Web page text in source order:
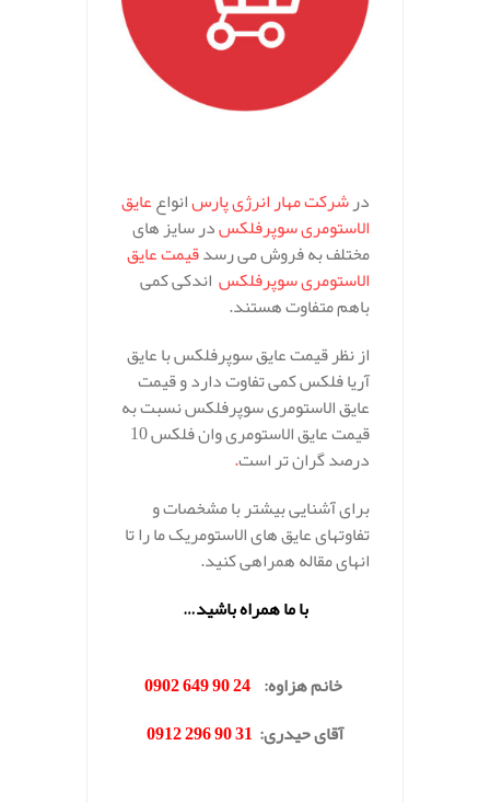
درشرکت مهار انرژی پارسانواععایق
الاستومری سوپرفلکسدر سایز های
مختلف به فروش می رسدقیمت عایق
الاستومری سوپرفلکس اندکی کمی
باهم متفاوت هستند.
از نظر قیمت عایق سوپرفلکس با عایق
آریا فلکس کمی تفاوت دارد و قیمت
عایق الاستومری سوپرفلکس نسبت به
قیمت عایق الاستومری وان فلکس 10
درصد گران تر است.
برای آشنایی بیشتر با مشخصات و
تفاوتهای عایق های الاستومریک ما را تا
انهای مقاله همراهی کنید.
با ما همراه باشید…
خانم هزاوه: 24 90 649 0902
آقای حیدری: 31 90 296 0912